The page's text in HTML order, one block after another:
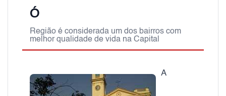
Ó
Região é considerada um dos bairros com
melhor qualidade de vida na Capital
A